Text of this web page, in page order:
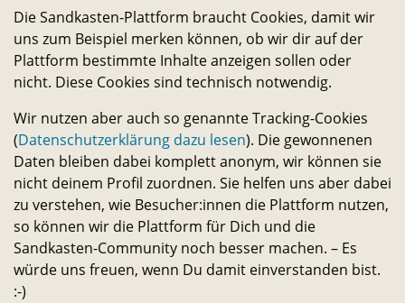
944
Macher:innen
23.742
194
Projekte
3.666 €
Stehen aktuell zur Verfügung
130.067 €
Bisher in Projekte geflossen
Die Sandkasten-Plattform braucht Cookies, damit wir
uns zum Beispiel merken können, ob wir dir auf der
Plattform bestimmte Inhalte anzeigen sollen oder
nicht. Diese Cookies sind technisch notwendig.
Wir nutzen aber auch so genannte Tracking-Cookies
(Datenschutzerklärung dazu lesen). Die gewonnenen
Daten bleiben dabei komplett anonym, wir können sie
nicht deinem Profil zuordnen. Sie helfen uns aber dabei
zu verstehen, wie Besucher:innen die Plattform nutzen,
so können wir die Plattform für Dich und die
Sandkasten-Community noch besser machen. – Es
würde uns freuen, wenn Du damit einverstanden bist.
:-)